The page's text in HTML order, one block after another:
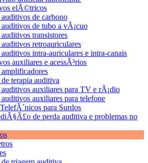
elÃ©tricos
de carbono
de tubo a vÃ¡cuo
transistores
retroauriculares
intra-auriculares e intra-canais
auxiliares e acessÃ³rios
terapia auditiva
auxiliares para TV e rÃ¡dio
auxiliares para telefone
para Surdos
de perda auditiva e problemas no